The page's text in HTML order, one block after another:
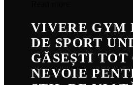
VIVERE GYM
DE SPORT
GĂSEȘTI TOT
NEVOIE